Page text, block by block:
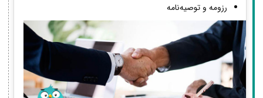
رزومه و توصیه‌نامه